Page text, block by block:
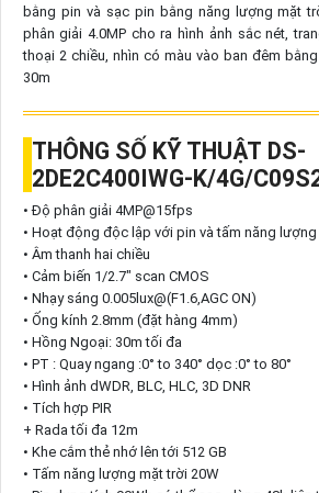
bằng pin và sạc pin bằng năng lượng mặt
phân giải 4.0MP cho ra hình ảnh sắc nét,
thoại 2 chiều, nhìn có màu vào ban đêm
30m
THÔNG SỐ KỸ THUẬT DS-
2DE2C400IWG-K/4G/
• Độ phân giải 4MP@15fps
• Hoạt động độc lập với pin và tấm năng
• Âm thanh hai chiều
• Cảm biến 1/2.7" scan CMOS
• Nhạy sáng 0.005lux@(F1.6,AGC ON)
• Ống kính 2.8mm (đặt hàng 4mm)
• Hồng Ngoại: 30m tối đa
• PT : Quay ngang :0° to 340° dọc :0° to 80°
• Hình ảnh dWDR, BLC, HLC, 3D DNR
• Tích hợp PIR
+ Rada tối đa 12m
• Khe cắm thẻ nhớ lên tới 512 GB
• Tấm năng lượng mặt trời 20W